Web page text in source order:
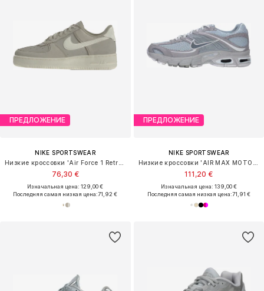
ПРЕДЛОЖЕНИЕ
NIKE SPORTSWEAR
76,30 €
Изначальная цена: 129,00 €
Последняя самая низкая цена:71,92 €
ПРЕДЛОЖЕНИЕ
NIKE SPORTSWEAR
111,20 €
Изначальная цена: 139,00 €
Последняя самая низкая цена:71,91 €